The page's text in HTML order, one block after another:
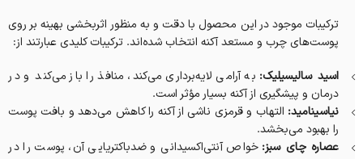
ترکیبات موجود در این محصول با دقت و به منظور اثربخشی بهینه بر روی
پوست‌های چرب و مستعد آکنه انتخاب شده‌اند. ترکیبات کلیدی عبارتند از:
اسید سالیسیلیک: به آرامی لایه‌برداری می‌کند، منافذ را باز می‌کند و در
درمان و پیشگیری از آکنه بسیار مؤثر است.
نیاسینامید: التهاب و قرمزی ناشی از آکنه را کاهش می‌دهد و بافت پوست
را بهبود می‌بخشد.
عصاره چای سبز: خواص آنتی‌اکسیدانی و ضدباکتریایی آن، پوست را در